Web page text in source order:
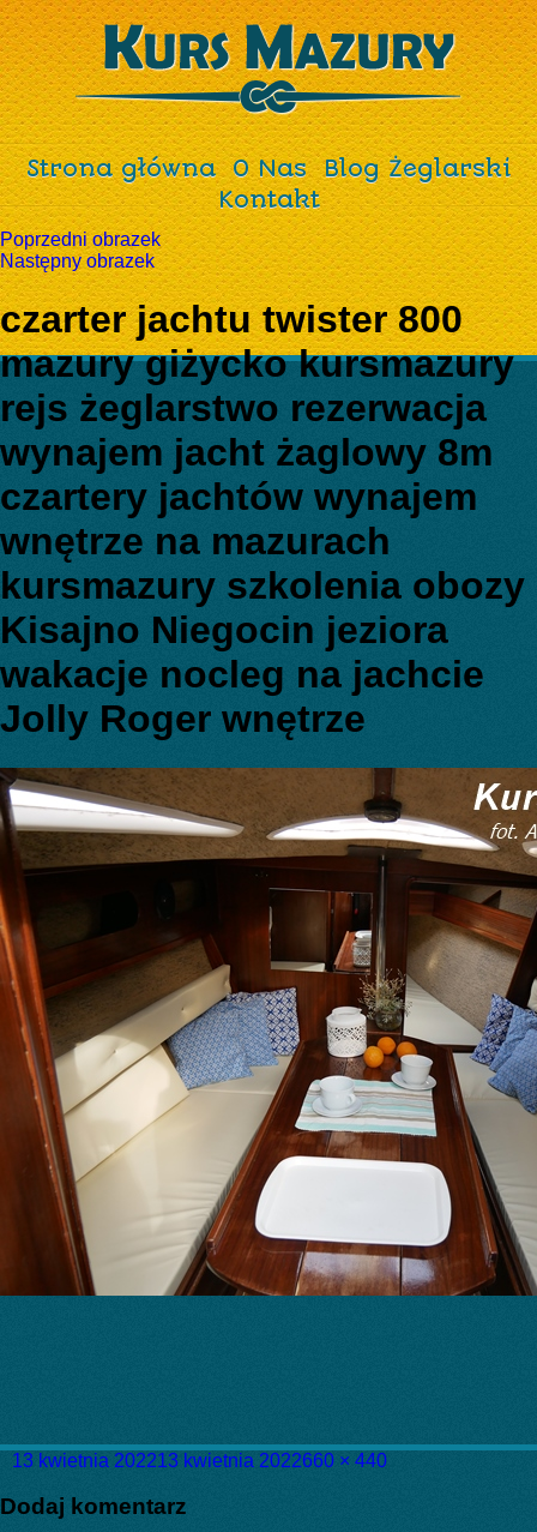
Strona główna O Nas
Blog Żeglarski
Kontakt
Poprzedni obrazek
Następny obrazek
czarter jachtu twister 800
mazury giżycko kursmazury
rejs żeglarstwo rezerwacja
wynajem jacht żaglowy 8m
czartery jachtów wynajem
wnętrze na mazurach
kursmazury szkolenia obozy
Kisajno Niegocin jeziora
wakacje nocleg na jachcie
Jolly Roger wnętrze
Data
13 kwietnia 202213 kwietnia 2022Pełny
660 × 440
Dodaj komentarz